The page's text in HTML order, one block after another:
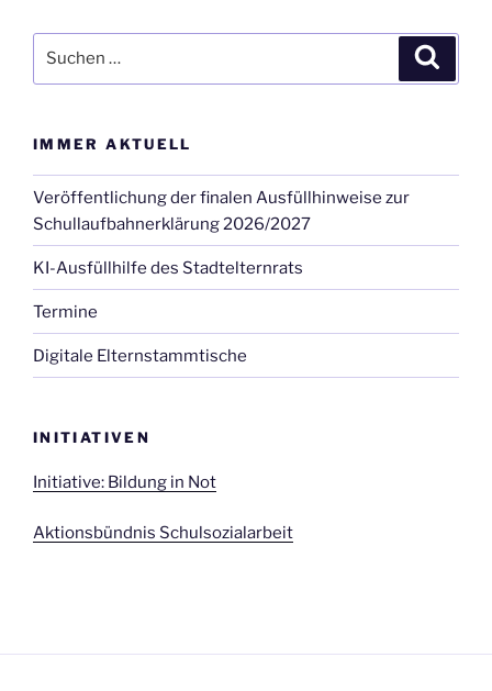
nach:
IMMER AKTUELL
Veröffentlichung der finalen Ausfüllhinweise zur
Schullaufbahnerklärung 2026/2027
KI-Ausfüllhilfe des Stadtelternrats
Termine
Digitale Elternstammtische
INITIATIVEN
Initiative: Bildung in Not
Aktionsbündnis Schulsozialarbeit